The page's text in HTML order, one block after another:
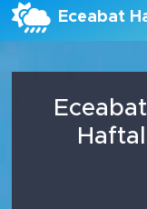
Eceabat
FİNANS
Süper Lig
Tüm